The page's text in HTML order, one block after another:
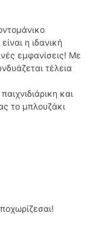
η ιδανική
εμφανίσεις! Με
τέλεια
και
το μπλουζάκι